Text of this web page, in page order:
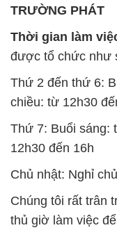
TRƯỜNG PHÁT
Thời gian làm
được tổ chức như
Thứ 2 đến thứ 6:
chiều: từ 12h30
Thứ 7: Buổi sáng:
12h30 đến 16h
Chủ nhật: Nghỉ
Chúng tôi rất trân
thủ giờ làm việc